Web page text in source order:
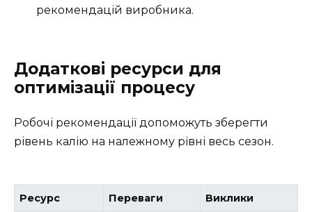
рекомендацій виробника.
Додаткові ресурси для
оптимізації процесу
Робочі рекомендації допоможуть зберегти
рівень калію на належному рівні весь сезон.
Ресурс Переваги Виклики